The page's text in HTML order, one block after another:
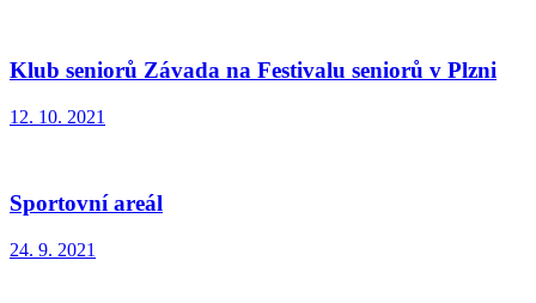
Klub seniorů Závada na Festivalu seniorů v Plzni
12. 10. 2021
Sportovní areál
24. 9. 2021